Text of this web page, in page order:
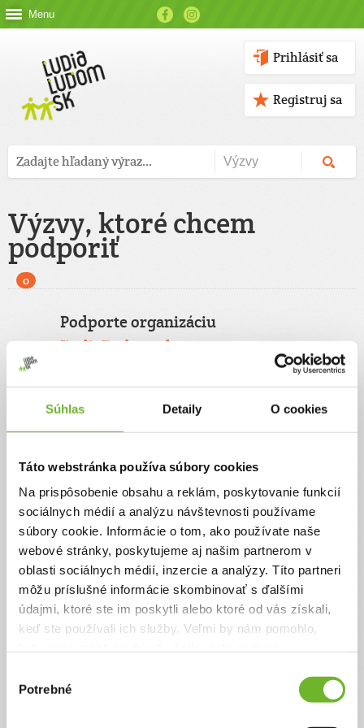
Súhlas Detaily O cookies
Táto webstránka používa súbory cookies
Na prispôsobenie obsahu a reklám, poskytovanie funkcií
sociálnych médií a analýzu návštevnosti používame
súbory cookie. Informácie o tom, ako používate naše
webové stránky, poskytujeme aj našim partnerom v
oblasti sociálnych médií, inzercie a analýzy. Títo partneri
môžu príslušné informácie skombinovať s ďalšími
údajmi, ktoré ste im poskytli alebo ktoré od vás získali,
keď ste používali ich služby. Veľmi by nám pomohlo,
súhlasu
Potrebné
Menu
Prihlásiť sa
Registruj sa
Výzvy, ktoré chcem
podporiť
0
Podporte organizáciu
ĽudiaĽudom.sk
Jednorazový Pravidelný
Celková suma
0 €
Zadajte svoje údaje
Už máte vytvorený svoj účet?Prihláste sa